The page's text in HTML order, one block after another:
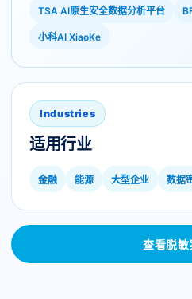
TSA AI原生安全数据分析平台
小科AI XiaoKe
Industries
适用行业
金融 能源 大型企业 数据
查看脱敏